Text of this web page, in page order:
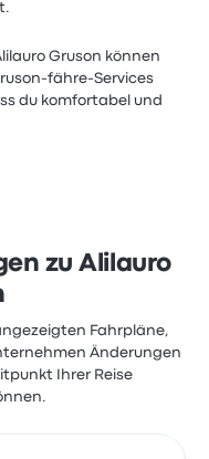
Gruson können
fähre-Services
du komfortabel und
zu Alilauro
Fahrpläne,
Änderungen
Ihrer Reise